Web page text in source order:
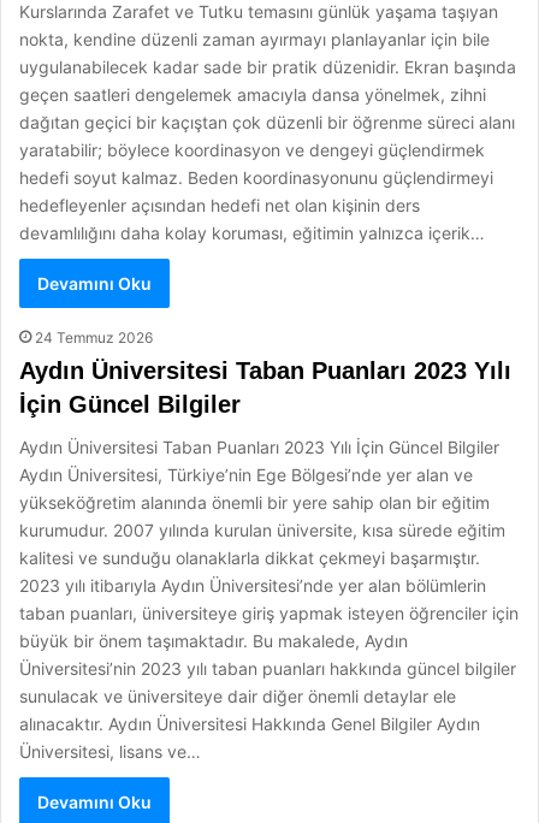
Kurslarında Zarafet ve Tutku temasını günlük yaşama taşıyan
nokta, kendine düzenli zaman ayırmayı planlayanlar için bile
uygulanabilecek kadar sade bir pratik düzenidir. Ekran başında
geçen saatleri dengelemek amacıyla dansa yönelmek, zihni
dağıtan geçici bir kaçıştan çok düzenli bir öğrenme süreci alanı
yaratabilir; böylece koordinasyon ve dengeyi güçlendirmek
hedefi soyut kalmaz. Beden koordinasyonunu güçlendirmeyi
hedefleyenler açısından hedefi net olan kişinin ders
devamlılığını daha kolay koruması, eğitimin yalnızca içerik…
Devamını Oku
24 Temmuz 2026
Aydın Üniversitesi Taban Puanları 2023 Yılı
İçin Güncel Bilgiler
Aydın Üniversitesi Taban Puanları 2023 Yılı İçin Güncel Bilgiler
Aydın Üniversitesi, Türkiye’nin Ege Bölgesi’nde yer alan ve
yükseköğretim alanında önemli bir yere sahip olan bir eğitim
kurumudur. 2007 yılında kurulan üniversite, kısa sürede eğitim
kalitesi ve sunduğu olanaklarla dikkat çekmeyi başarmıştır.
2023 yılı itibarıyla Aydın Üniversitesi’nde yer alan bölümlerin
taban puanları, üniversiteye giriş yapmak isteyen öğrenciler için
büyük bir önem taşımaktadır. Bu makalede, Aydın
Üniversitesi’nin 2023 yılı taban puanları hakkında güncel bilgiler
sunulacak ve üniversiteye dair diğer önemli detaylar ele
alınacaktır. Aydın Üniversitesi Hakkında Genel Bilgiler Aydın
Üniversitesi, lisans ve…
Devamını Oku